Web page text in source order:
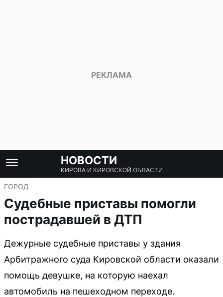
НОВОСТИ
КИРОВА И КИРОВСКОЙ ОБЛАСТИ
ГОРОД
Судебные приставы помогли
пострадавшей в ДТП
Дежурные судебные приставы у здания
Арбитражного суда Кировской области оказали
помощь девушке, на которую наехал
автомобиль на пешеходном переходе.